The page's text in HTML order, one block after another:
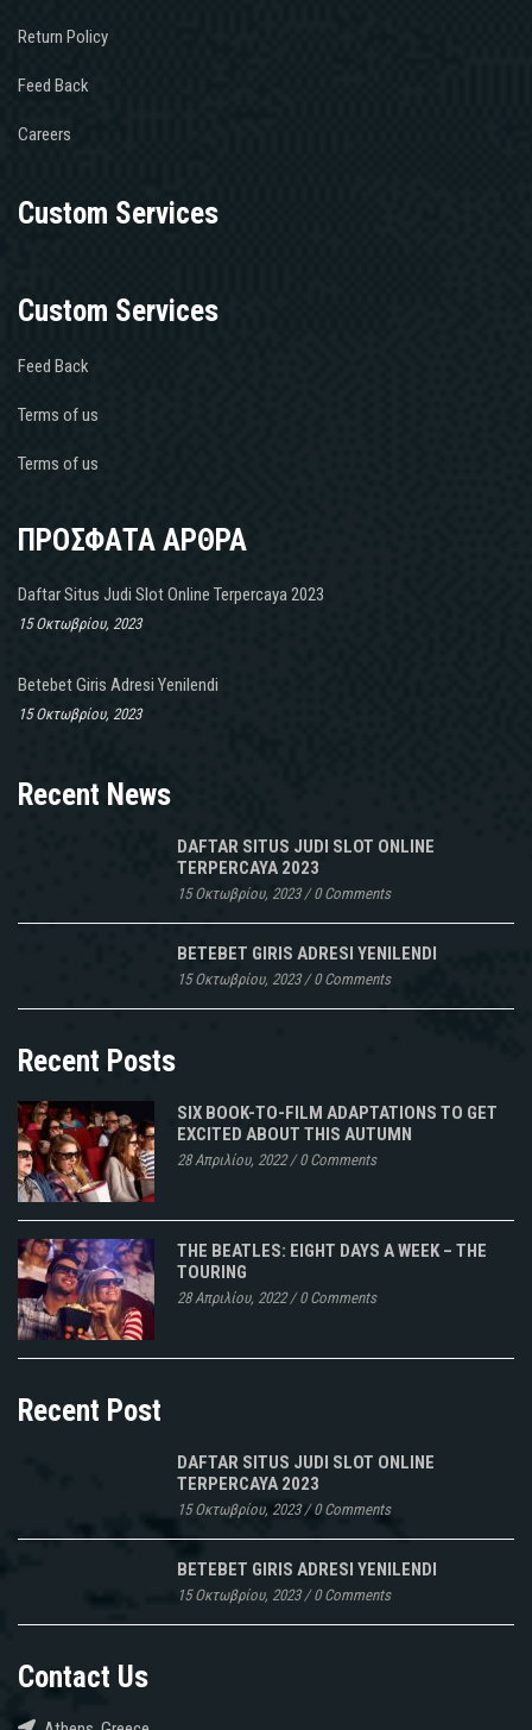
Return Policy
Feed Back
Careers
Custom Services
Custom Services
Feed Back
Terms of us
Terms of us
ΠΡΟΣΦΑΤΑ ΑΡΘΡΑ
Daftar Situs Judi Slot Online Terpercaya 2023
15 Οκτωβρίου, 2023
Betebet Giris Adresi Yenilendi
15 Οκτωβρίου, 2023
Recent News
DAFTAR SITUS JUDI SLOT ONLINE
TERPERCAYA 2023
15 Οκτωβρίου, 2023/0 Comments
BETEBET GIRIS ADRESI YENILENDI
15 Οκτωβρίου, 2023/0 Comments
Recent Posts
SIX BOOK-TO-FILM ADAPTATIONS TO GET
EXCITED ABOUT THIS AUTUMN
28 Απριλίου, 2022/0 Comments
THE BEATLES: EIGHT DAYS A WEEK – THE
TOURING
28 Απριλίου, 2022/0 Comments
Recent Post
DAFTAR SITUS JUDI SLOT ONLINE
TERPERCAYA 2023
15 Οκτωβρίου, 2023/0 Comments
BETEBET GIRIS ADRESI YENILENDI
15 Οκτωβρίου, 2023/0 Comments
Contact Us